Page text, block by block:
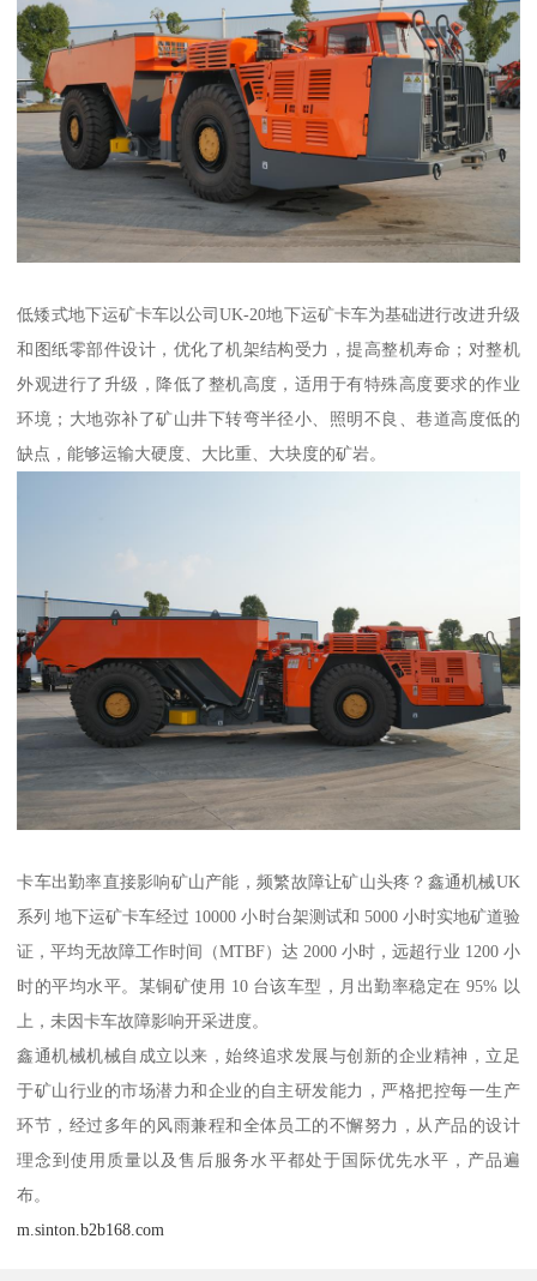
低矮式地下运矿卡车以公司UK-20地下运矿卡车为基础进行改进升级
和图纸零部件设计，优化了机架结构受力，提高整机寿命；对整机
外观进行了升级，降低了整机高度，适用于有特殊高度要求的作业
环境；大地弥补了矿山井下转弯半径小、照明不良、巷道高度低的
缺点，能够运输大硬度、大比重、大块度的矿岩。
卡车出勤率直接影响矿山产能，频繁故障让矿山头疼？鑫通机械UK
系列 地下运矿卡车经过 10000 小时台架测试和 5000 小时实地矿道验
证，平均无故障工作时间（MTBF）达 2000 小时，远超行业 1200 小
时的平均水平。某铜矿使用 10 台该车型，月出勤率稳定在 95% 以
上，未因卡车故障影响开采进度。
鑫通机械机械自成立以来，始终追求发展与创新的企业精神，立足
于矿山行业的市场潜力和企业的自主研发能力，严格把控每一生产
环节，经过多年的风雨兼程和全体员工的不懈努力，从产品的设计
理念到使用质量以及售后服务水平都处于国际优先水平，产品遍
布。
m.sinton.b2b168.com